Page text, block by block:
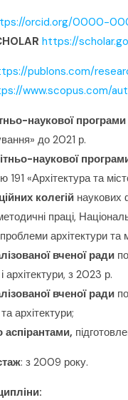
orcid.org/0000-
https://
publons.com/
www.scopus.com/
наукової програми
до 2021 р.
наукової
191 «Архітектура та
колегійнаукових
праці,
проблеми архітектури
вченої радипо
архітектури, з 2023 р.
вченої радипо
архітектури;
аспірантами,
: з 2009 року.